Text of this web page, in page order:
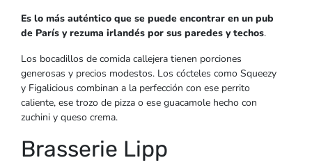
Es lo más auténtico que se puede encontrar en un pub
de París y rezuma irlandés por sus paredes y techos.
Los bocadillos de comida callejera tienen porciones
generosas y precios modestos. Los cócteles como Squeezy
y Figalicious combinan a la perfección con ese perrito
caliente, ese trozo de pizza o ese guacamole hecho con
zuchini y queso crema.
Brasserie Lipp